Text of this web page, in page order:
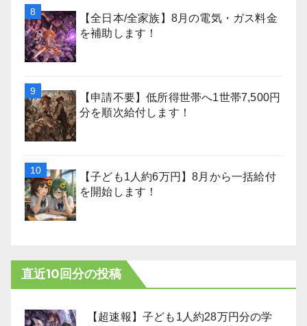
【全日本/全家族】8月の電気・ガス料金
を補助します！
【申請不要】低所得世帯へ1世帯7,500円
分を順次給付します！
【子ども1人約6万円】8月から一括給付
を開始します！
直近10回分の投稿
【超速報】子ども1人約28万円分の学